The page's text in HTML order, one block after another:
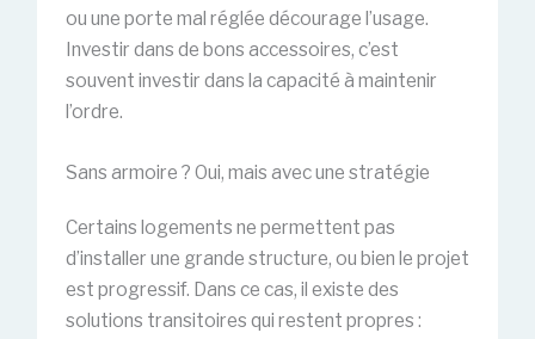
ou une porte mal réglée décourage l’usage.
Investir dans de bons accessoires, c’est
souvent investir dans la capacité à maintenir
l’ordre.
Sans armoire ? Oui, mais avec une stratégie
Certains logements ne permettent pas
d’installer une grande structure, ou bien le projet
est progressif. Dans ce cas, il existe des
solutions transitoires qui restent propres :